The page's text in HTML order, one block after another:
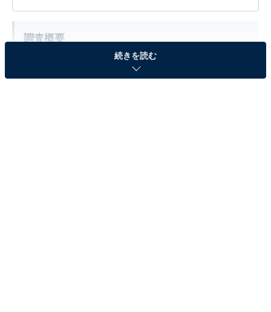
調査概要
調査期間：2026年6月17日
調査方法：インターネット調査
続きを読む